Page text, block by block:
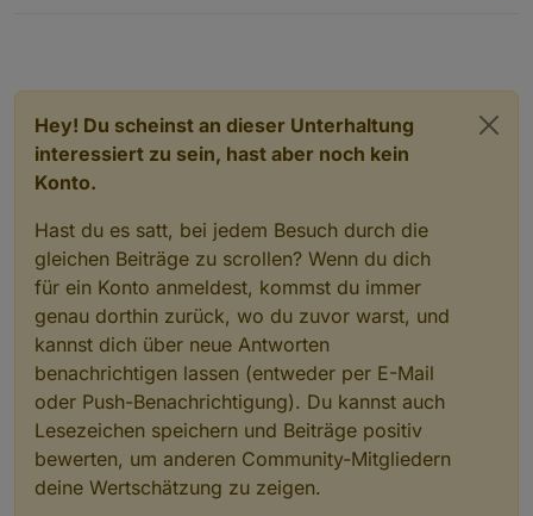
Hey! Du scheinst an dieser Unterhaltung
interessiert zu sein, hast aber noch kein
Konto.
Hast du es satt, bei jedem Besuch durch die
gleichen Beiträge zu scrollen? Wenn du dich
für ein Konto anmeldest, kommst du immer
genau dorthin zurück, wo du zuvor warst, und
kannst dich über neue Antworten
benachrichtigen lassen (entweder per E-Mail
oder Push-Benachrichtigung). Du kannst auch
Lesezeichen speichern und Beiträge positiv
bewerten, um anderen Community-Mitgliedern
deine Wertschätzung zu zeigen.